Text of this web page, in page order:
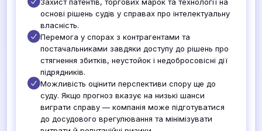
основі рішень судів у справах про інтелектуальну
власність.
Перемога у спорах з контрагентами та
постачальниками завдяки доступу до рішень про
стягнення збитків, неустойок і недобросовісні дії
підрядників.
Можливість оцінити перспективи спору ще до
суду. Якщо прогноз вказує на низькі шанси
виграти справу — компанія може підготуватися
до досудового врегулювання та мінімізувати